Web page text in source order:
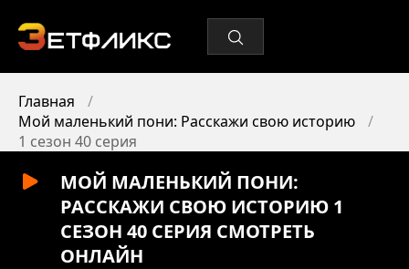
Главная
Мой маленький пони: Расскажи свою историю
1 сезон 40 серия
МОЙ МАЛЕНЬКИЙ ПОНИ:
РАССКАЖИ СВОЮ ИСТОРИЮ 1
СЕЗОН 40 СЕРИЯ СМОТРЕТЬ
ОНЛАЙН